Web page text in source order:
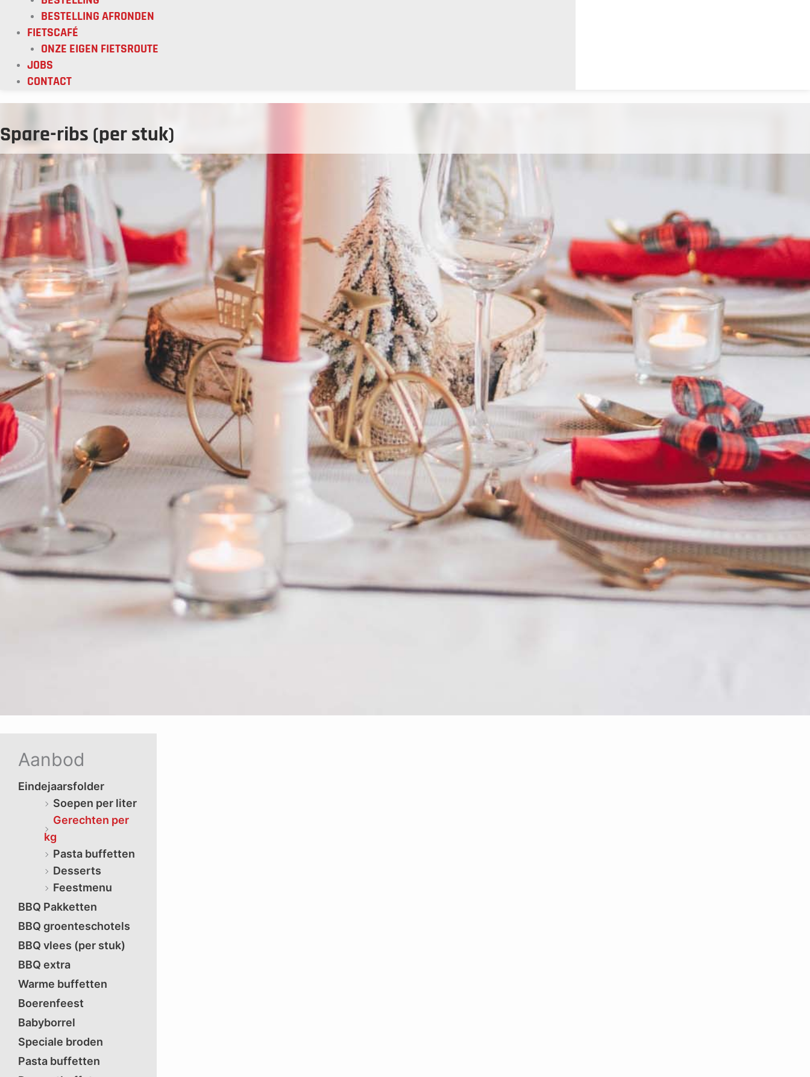
BESTELLING AFRONDEN
FIETSCAFÉ
ONZE EIGEN FIETSROUTE
JOBS
CONTACT
Spare-ribs (per stuk)
Aanbod
Eindejaarsfolder
Soepen per liter
Gerechten per
kg
Pasta buffetten
Desserts
Feestmenu
BBQ Pakketten
BBQ groenteschotels
BBQ vlees (per stuk)
BBQ extra
Warme buffetten
Boerenfeest
Babyborrel
Speciale broden
Pasta buffetten